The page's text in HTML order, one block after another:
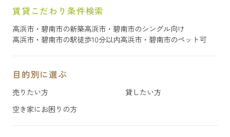
賃貸こだわり条件検索
高浜市・碧南市の新築高浜市・碧南市のシングル向け
高浜市・碧南市の駅徒歩10分以内高浜市・碧南市のペット可
目的別に選ぶ
売りたい方
貸したい方
空き家にお困りの方